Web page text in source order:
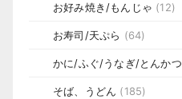
お好み焼き/もんじゃ (12)
お寿司/天ぷら (64)
かに/ふぐ/うなぎ/とんかつ
そば、うどん (185)